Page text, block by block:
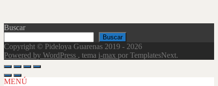
Buscar
Buscar
Copyright © Pideloya Guarenas 2019 - 2026
Powered by WordPress , tema i-max por TemplatesNext.
Scroll
Up
MENÚ